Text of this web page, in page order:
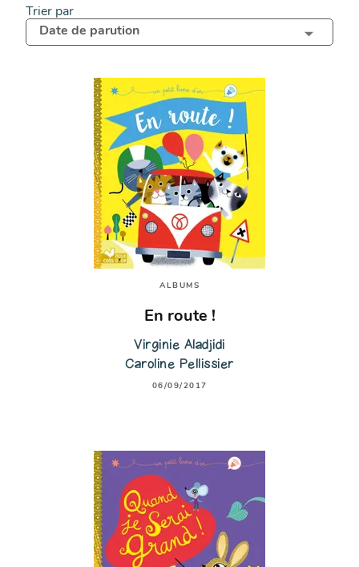
Trier par
Date de parution
ALBUMS
En route !
Virginie Aladjidi
Caroline Pellissier
06/09/2017